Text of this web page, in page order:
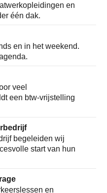
en
één dak.
en in het weekend.
veel
een btw-vrijstelling
begeleiden wij
start van hun
en